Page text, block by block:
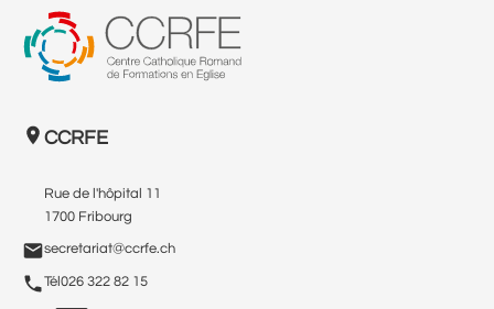
CCRFE
Rue de l'hôpital 11
1700 Fribourg
secretariat@ccrfe.ch
Tél026 322 82 15